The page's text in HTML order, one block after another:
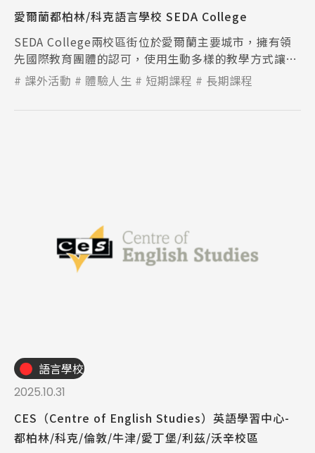
愛爾蘭都柏林/科克語言學校 SEDA College
SEDA College兩校區街位於愛爾蘭主要城市，擁有領
先國際教育團體的認可，使用生動多樣的教學方式讓學
生融入英語環境。
課外活動 體驗人生 短期課程 長期課程
語言學校
2025.10.31
CES（Centre of English Studies）英語學習中心-
都柏林/科克/倫敦/牛津/愛丁堡/利茲/沃辛校區